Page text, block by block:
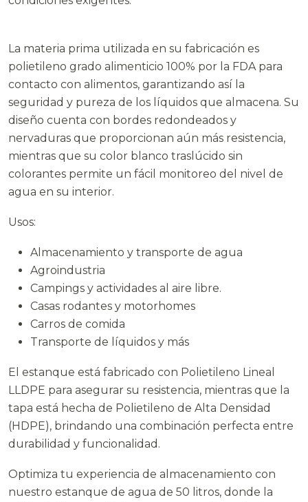
La materia prima utilizada en su fabricación es
polietileno grado alimenticio 100% por la FDA para
contacto con alimentos, garantizando así la
seguridad y pureza de los líquidos que almacena. Su
diseño cuenta con bordes redondeados y
nervaduras que proporcionan aún más resistencia,
mientras que su color blanco traslúcido sin
colorantes permite un fácil monitoreo del nivel de
agua en su interior.
Usos:
Almacenamiento y transporte de agua
Agroindustria
Campings y actividades al aire libre.
Casas rodantes y motorhomes
Carros de comida
Transporte de líquidos y más
El estanque está fabricado con Polietileno Lineal
LLDPE para asegurar su resistencia, mientras que la
tapa está hecha de Polietileno de Alta Densidad
(HDPE), brindando una combinación perfecta entre
durabilidad y funcionalidad.
Optimiza tu experiencia de almacenamiento con
nuestro estanque de agua de 50 litros, donde la